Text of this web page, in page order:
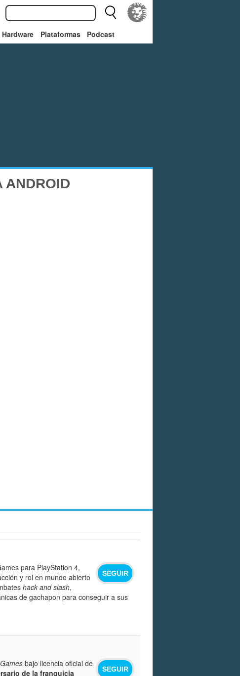
Hardware Plataformas Podcast
ANDROID
SEGUIR
para PlayStation 4,
y rol en mundo abierto
hack and slash,
de gachapon para conseguir a sus
SEGUIR
bajo licencia oficial de
de la franquicia